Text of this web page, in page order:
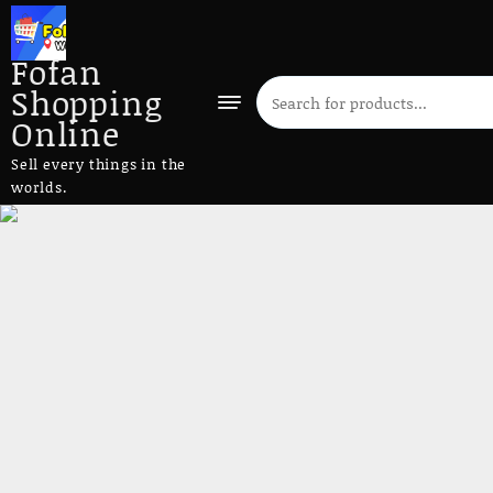
Fofan
Shopping
Online
Sell every things in the
worlds.